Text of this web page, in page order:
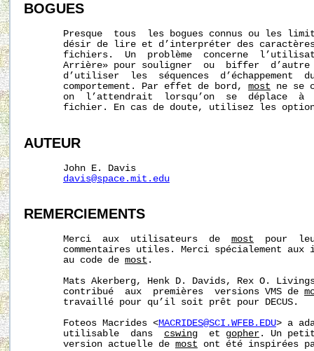
BOGUES
Presque  tous  les bogues connus ou les
désir de lire et d’interpréter des
fichiers.  Un  problème  concerne
Arrière» pour souligner  ou  biffer
d’utiliser  les  séquences  d’échappement
       comportement. Par effet de bord,
most ne se
on  l’attendrait  lorsqu’on  se  déplace  à
fichier. En cas de doute, utilisez les
AUTEUR
       John E. Davis
davis@space.mit.edu
REMERCIEMENTS
       Merci  aux  utilisateurs  de
most
pour
commentaires utiles. Merci spécialement aux
       au code de
most .
Mats Akerberg, Henk D. Davids, Rex O.
       contribué  aux  premières  versions VMS de
       travaillé pour qu’il soit prêt pour DECUS.
       Foteos Macrides <
MACRIDES@SCI.WFEB.EDU> a
       utilisable  dans
cswing
  et
gopher . Un
       version actuelle de
most ont été inspirées